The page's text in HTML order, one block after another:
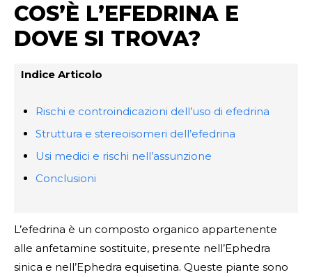
COS’È L’EFEDRINA E
DOVE SI TROVA?
Indice Articolo
Rischi e controindicazioni dell’uso di efedrina
Struttura e stereoisomeri dell’efedrina
Usi medici e rischi nell’assunzione
Conclusioni
L’efedrina è un composto organico appartenente
alle anfetamine sostituite, presente nell’Ephedra
sinica e nell’Ephedra equisetina. Queste piante sono